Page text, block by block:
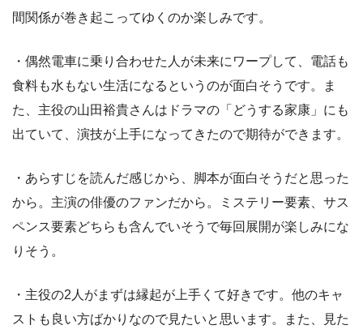
間関係が巻き起こってゆくのか楽しみです。
・偶然電車に乗り合わせた人が未来にワープして、電話も
食料も水もない生活になるというのが面白そうです。ま
た、主役の山田裕貴さんはドラマの「どうする家康」にも
出ていて、演技が上手になってきたので期待ができます。
・あらすじを読んだ感じから、脚本が面白そうだと思った
から。主演の俳優のファンだから。ミステリー要素、サス
ペンス要素どちらも含んでいそうで毎回展開が楽しみにな
りそう。
・主役の2人がまずは縁起が上手くて好きです。他のキャ
ストも良い方ばかりなので見たいと思います。また、見た